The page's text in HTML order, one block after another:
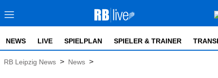
NEWS LIVE SPIELPLAN SPIELER & TRAINER
RB Leipzig News > News >